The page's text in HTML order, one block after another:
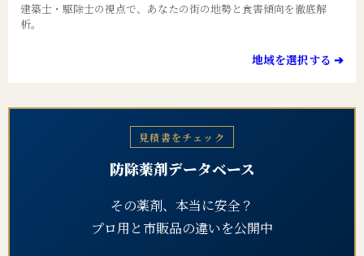
建築士・駆除士の視点で、あなたの街の地勢と食害傾向を徹底解
析。
地域を選択する ➔
見積書をチェック
防除薬剤データベース
その薬剤、本当に安全？
プロ用と市販品の違いを公開中